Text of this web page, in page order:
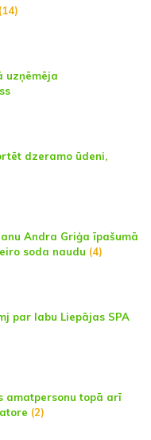
(14)
uzņēmēja
dzeramo ūdeni,
Andra Griģa īpašumā
soda naudu (4)
par labu Liepājas SPA
amatpersonu topā arī
(2)